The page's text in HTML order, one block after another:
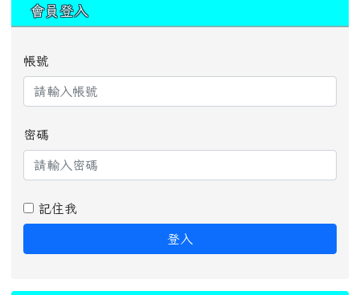
會員登入
帳號
密碼
記住我
登入